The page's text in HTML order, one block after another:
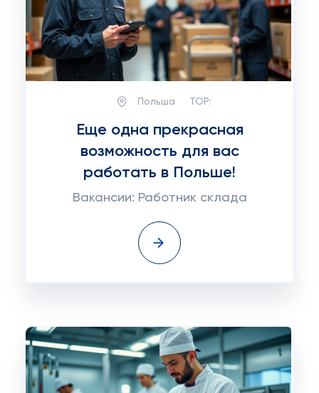
Польша TOP:
Еще одна прекрасная
возможность для вас
работать в Польше!
Вакансии: Работник склада